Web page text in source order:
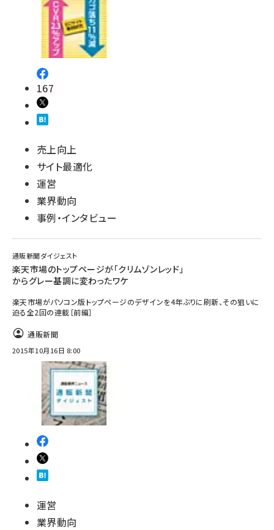
167
売上向上
サイト最適化
運営
業界動向
事例・インタビュー
通販新聞ダイジェスト
楽天市場のトップページが「クリムゾンレッド」
からグレー基調に変わったワケ
楽天市場がパソコン版トップページのデザインを4年ぶりに刷新、その狙いに
迫る全2回の連載［前編］
通販新聞
2015年10月16日 8:00
運営
業界動向